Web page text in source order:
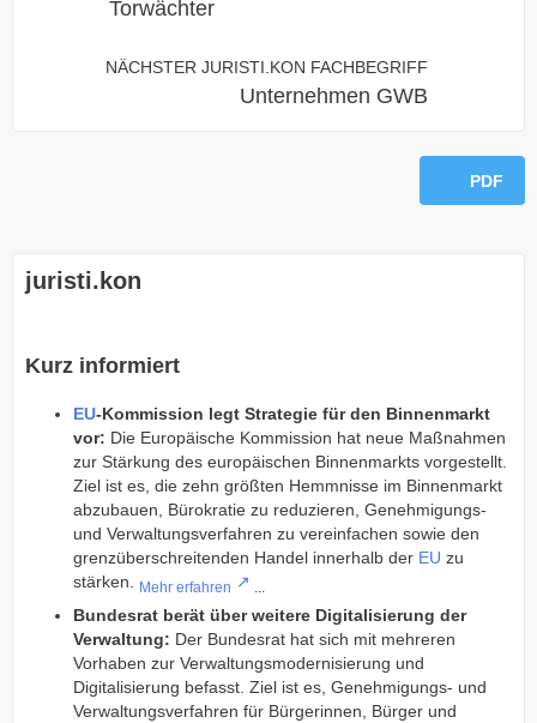
Torwächter
NÄCHSTER JURISTI.KON FACHBEGRIFF
Unternehmen GWB
PDF
juristi.kon
Kurz informiert
EU-Kommission legt Strategie für den Binnenmarkt
vor: Die Europäische Kommission hat neue Maßnahmen
zur Stärkung des europäischen Binnenmarkts vorgestellt.
Ziel ist es, die zehn größten Hemmnisse im Binnenmarkt
abzubauen, Bürokratie zu reduzieren, Genehmigungs-
und Verwaltungsverfahren zu vereinfachen sowie den
grenzüberschreitenden Handel innerhalb der EU zu
stärken.
Mehr erfahren
Bundesrat berät über weitere Digitalisierung der
Verwaltung: Der Bundesrat hat sich mit mehreren
Vorhaben zur Verwaltungsmodernisierung und
Digitalisierung befasst. Ziel ist es, Genehmigungs- und
Verwaltungsverfahren für Bürgerinnen, Bürger und